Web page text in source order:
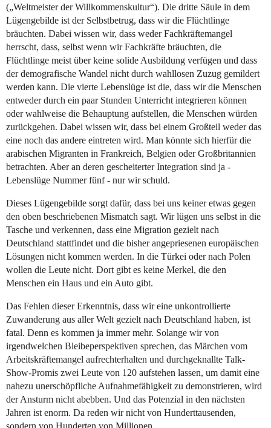
(„Weltmeister der Willkommenskultur“). Die dritte Säule in dem
Lügengebilde ist der Selbstbetrug, dass wir die Flüchtlinge
bräuchten. Dabei wissen wir, dass weder Fachkräftemangel
herrscht, dass, selbst wenn wir Fachkräfte bräuchten, die
Flüchtlinge meist über keine solide Ausbildung verfügen und dass
der demografische Wandel nicht durch wahllosen Zuzug gemildert
werden kann. Die vierte Lebenslüge ist die, dass wir die Menschen
entweder durch ein paar Stunden Unterricht integrieren können
oder wahlweise die Behauptung aufstellen, die Menschen würden
zurückgehen. Dabei wissen wir, dass bei einem Großteil weder das
eine noch das andere eintreten wird. Man könnte sich hierfür die
arabischen Migranten in Frankreich, Belgien oder Großbritannien
betrachten. Aber an deren gescheiterter Integration sind ja -
Lebenslüge Nummer fünf - nur wir schuld.
Dieses Lügengebilde sorgt dafür, dass bei uns keiner etwas gegen
den oben beschriebenen Mismatch sagt. Wir lügen uns selbst in die
Tasche und verkennen, dass eine Migration gezielt nach
Deutschland stattfindet und die bisher angepriesenen europäischen
Lösungen nicht kommen werden. In die Türkei oder nach Polen
wollen die Leute nicht. Dort gibt es keine Merkel, die den
Menschen ein Haus und ein Auto gibt.
Das Fehlen dieser Erkenntnis, dass wir eine unkontrollierte
Zuwanderung aus aller Welt gezielt nach Deutschland haben, ist
fatal. Denn es kommen ja immer mehr. Solange wir von
irgendwelchen Bleibeperspektiven sprechen, das Märchen vom
Arbeitskräftemangel aufrechterhalten und durchgeknallte Talk-
Show-Promis zwei Leute von 120 aufstehen lassen, um damit eine
nahezu unerschöpfliche Aufnahmefähigkeit zu demonstrieren, wird
der Ansturm nicht abebben. Und das Potenzial in den nächsten
Jahren ist enorm. Da reden wir nicht von Hunderttausenden,